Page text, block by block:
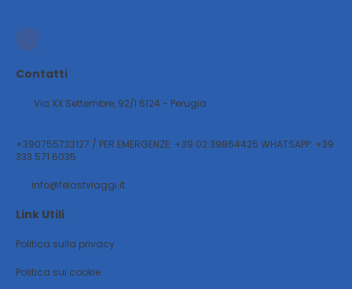
Contatti
Via XX Settembre, 92/l 6124 - Perugia
+390755733127 / PER EMERGENZE: +39 02 39864425 WHATSAPP: +39
333 571 6035
info@felastviaggi.it
Link Utili
Politica sulla privacy
Politica sui cookie